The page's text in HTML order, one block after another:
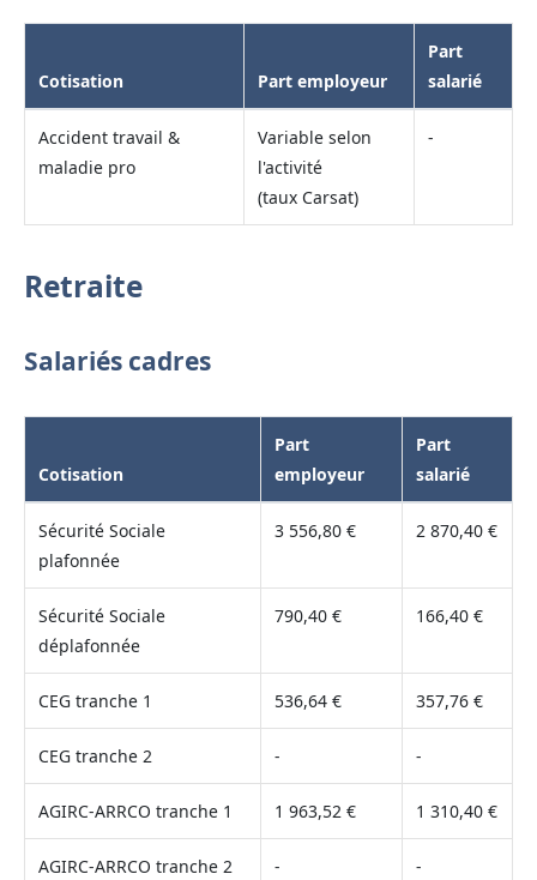
Cotisation Part employeur
Part
salarié
Accident travail &
maladie pro
Variable selon
l'activité
(taux Carsat)
-
Retraite
Salariés cadres
Cotisation
Part
employeur
Part
salarié
Sécurité Sociale
plafonnée
3 556,80 € 2 870,40 €
Sécurité Sociale
déplafonnée
790,40 € 166,40 €
CEG tranche 1 536,64 € 357,76 €
CEG tranche 2 - -
AGIRC-ARRCO tranche 1 1 963,52 € 1 310,40 €
AGIRC-ARRCO tranche 2 - -